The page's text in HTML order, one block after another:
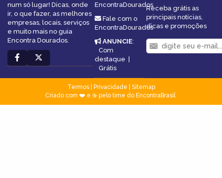
num só lugar! Dicas, onde
ir, o que fazer, as melhores
empresas, locais, serviços
e muito mais no guia
Encontra Dourados.
EncontraDourados
Fale com o
EncontraDourados
ANUNCIE:
Com
destaque |
Grátis
Receba grátis as
principais notícias,
dicas e promoções
Termos| Privacidade
Sitemap
Criado com ❤️ e ☕ pelo time do EncontraBrasil